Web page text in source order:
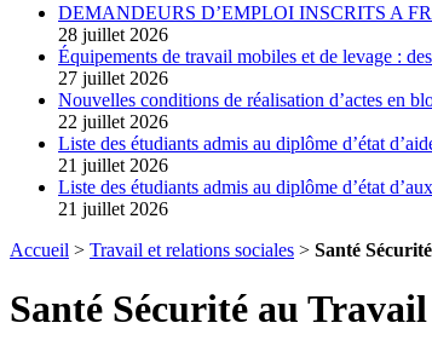
DEMANDEURS D’EMPLOI INSCRITS A
28 juillet 2026
Équipements de travail mobiles et de levage :
27 juillet 2026
Nouvelles conditions de réalisation d’actes en
22 juillet 2026
Liste des étudiants admis au diplôme d’état
21 juillet 2026
Liste des étudiants admis au diplôme d’état
21 juillet 2026
Accueil > Travail et relations sociales > Santé
Santé Sécurité au Travail